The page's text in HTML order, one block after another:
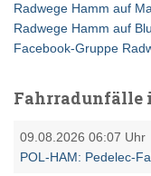
Radwege Hamm auf
Radwege Hamm auf
Facebook-Gruppe
Fahrradunfälle
09.08.2026 06:07 Uhr
POL-HAM: Pedelec-